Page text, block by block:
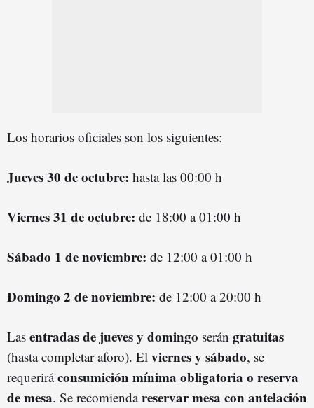
Los horarios oficiales son los siguientes:
Jueves 30 de octubre: hasta las 00:00 h
Viernes 31 de octubre: de 18:00 a 01:00 h
Sábado 1 de noviembre: de 12:00 a 01:00 h
Domingo 2 de noviembre: de 12:00 a 20:00 h
Las entradas de jueves y domingo serán gratuitas
(hasta completar aforo). El viernes y sábado, se
requeriráconsumición mínima obligatoria o reserva
de mesa. Se recomiendareservar mesa con antelación